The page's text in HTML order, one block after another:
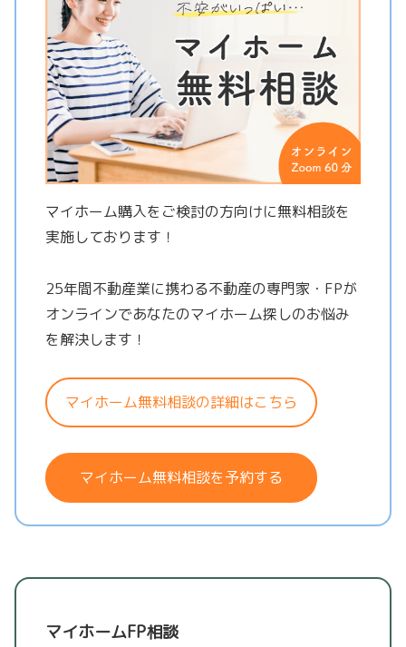
マイホーム購入をご検討の方向けに無料相談を
実施しております！
25年間不動産業に携わる不動産の専門家・FPが
オンラインであなたのマイホーム探しのお悩み
を解決します！
マイホーム無料相談の詳細はこちら
マイホーム無料相談を予約する
マイホームFP相談